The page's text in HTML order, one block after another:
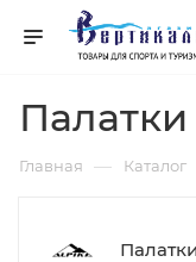
Главная — Каталог